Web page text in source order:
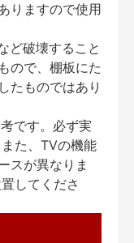
りますので使用
ど破壊すること
ので、棚板にた
たものではあり
です。必ず実
た、TVの機能
スが異なりま
してくださ